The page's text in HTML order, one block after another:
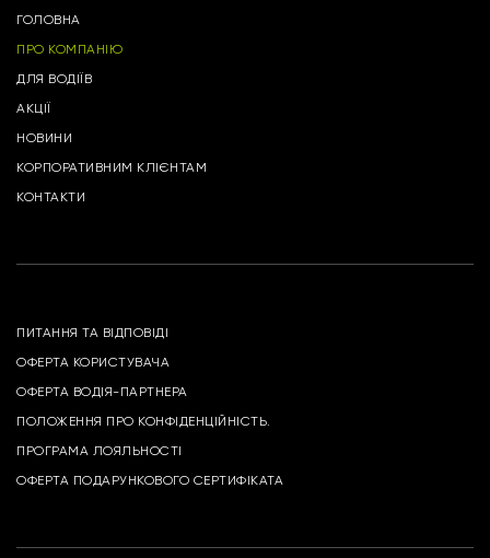
ГОЛОВНА
ПРО КОМПАНІЮ
ДЛЯ ВОДІЇВ
АКЦІЇ
НОВИНИ
КОРПОРАТИВНИМ КЛІЄНТАМ
КОНТАКТИ
ПИТАННЯ ТА ВІДПОВІДІ
ОФЕРТА КОРИСТУВАЧА
ОФЕРТА ВОДІЯ-ПАРТНЕРА
ПОЛОЖЕННЯ ПРО КОНФІДЕНЦІЙНІСТЬ.
ПРОГРАМА ЛОЯЛЬНОСТІ
ОФЕРТА ПОДАРУНКОВОГО СЕРТИФІКАТА